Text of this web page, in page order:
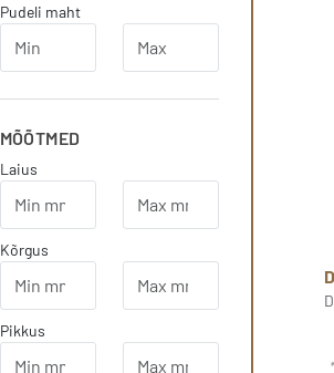
Pudeli maht
MÕÕTMED
Laius
Kõrgus
Pikkus